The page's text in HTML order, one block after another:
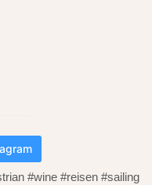
#wine #reisen #sailing